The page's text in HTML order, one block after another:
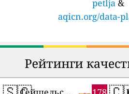
petlja &
aqicn.org/data-
Рейтинги